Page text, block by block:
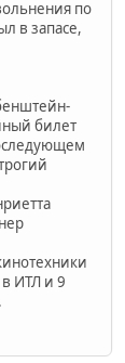
по
в запасе,
билет
ИТЛ и 9